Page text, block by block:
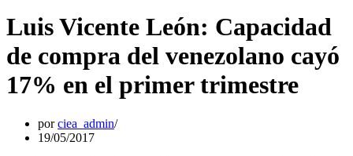
Luis Vicente León: Capacidad
de compra del venezolano cayó
17% en el primer trimestre
porciea_admin
19/05/2017